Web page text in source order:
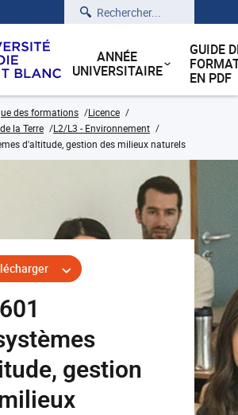
Rechercher
ANNÉE
UNIVERSITAIRE
GUIDE
EN PDF
des formations
Licence
la Terre
L2/L3 - Environnement
d'altitude, gestion des milieux naturels
gestion